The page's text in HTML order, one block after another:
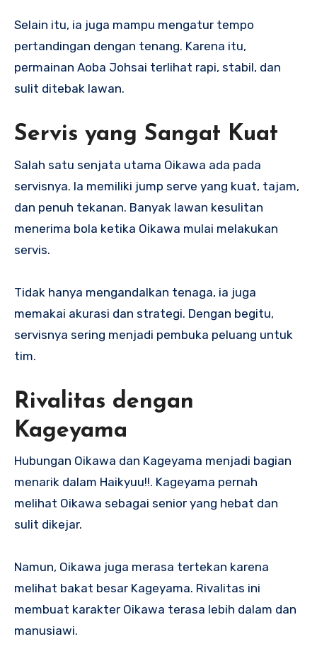
Selain itu, ia juga mampu mengatur tempo
pertandingan dengan tenang. Karena itu,
permainan Aoba Johsai terlihat rapi, stabil, dan
sulit ditebak lawan.
Servis yang Sangat Kuat
Salah satu senjata utama Oikawa ada pada
servisnya. Ia memiliki jump serve yang kuat, tajam,
dan penuh tekanan. Banyak lawan kesulitan
menerima bola ketika Oikawa mulai melakukan
servis.
Tidak hanya mengandalkan tenaga, ia juga
memakai akurasi dan strategi. Dengan begitu,
servisnya sering menjadi pembuka peluang untuk
tim.
Rivalitas dengan
Kageyama
Hubungan Oikawa dan Kageyama menjadi bagian
menarik dalam Haikyuu!!. Kageyama pernah
melihat Oikawa sebagai senior yang hebat dan
sulit dikejar.
Namun, Oikawa juga merasa tertekan karena
melihat bakat besar Kageyama. Rivalitas ini
membuat karakter Oikawa terasa lebih dalam dan
manusiawi.